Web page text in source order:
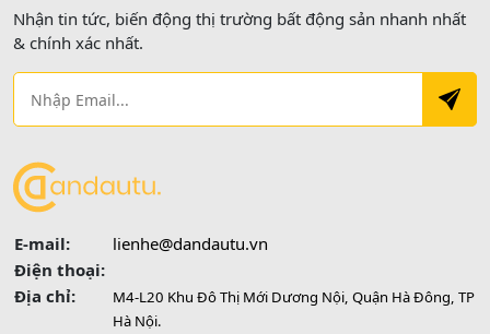
Nhận tin tức, biến động thị trường bất động sản nhanh nhất
& chính xác nhất.
E-mail:
lienhe@dandautu.vn
Điện thoại:
Địa chỉ:
M4-L20 Khu Đô Thị Mới Dương Nội, Quận Hà Đông, TP
Hà Nội.